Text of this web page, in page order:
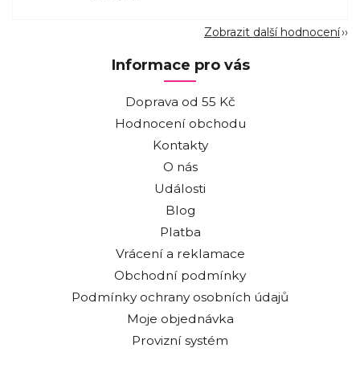
Zobrazit další hodnocení
Informace pro vás
Doprava od 55 Kč
Hodnocení obchodu
Kontakty
O nás
Události
Blog
Platba
Vrácení a reklamace
Obchodní podmínky
Podmínky ochrany osobních údajů
Moje objednávka
Provizní systém